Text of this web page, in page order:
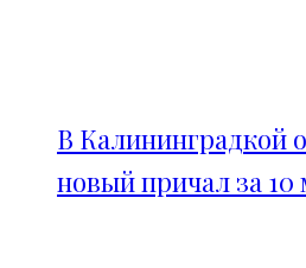
В Калининградкой
новый причал за 10